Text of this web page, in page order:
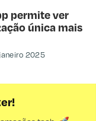
permite ver
única mais
2025